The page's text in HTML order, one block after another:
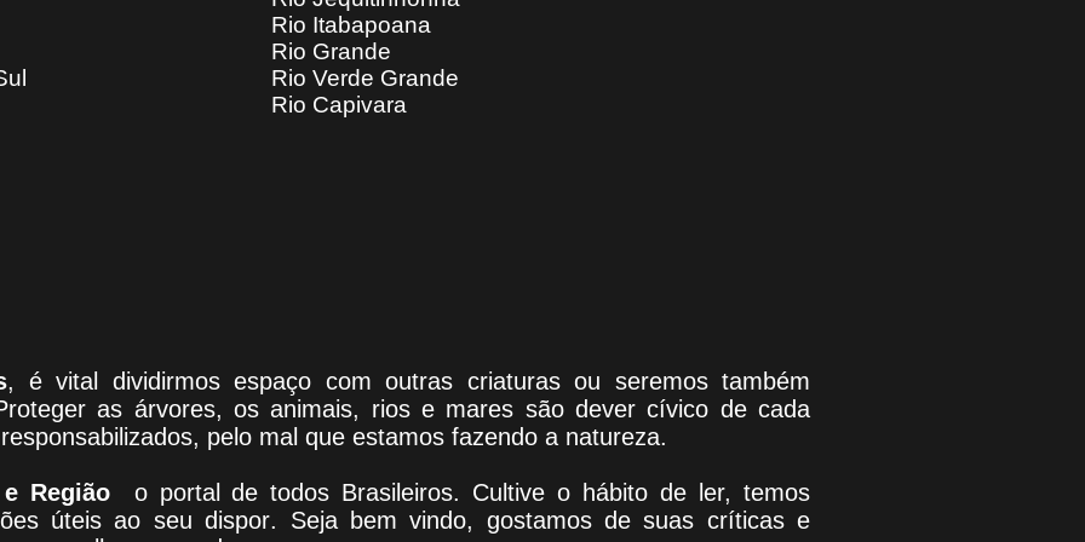
Rio Itabapoana
Rio Grande
Rio Verde Grande
Rio Capivara
, é vital dividirmos espaço com outras criaturas ou seremos também
as árvores, os animais, rios e mares são dever cívico de cada
pelo mal que estamos fazendo a natureza.
Regiãoo portalde todos Brasileiros. Cultive o hábito de ler, temos
úteis ao seu dispor. Seja bem vindo, gostamos de suas críticas e